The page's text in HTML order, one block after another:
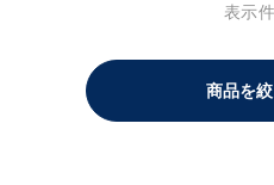
表示
商品を